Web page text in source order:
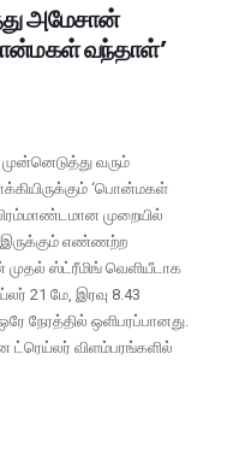
அமேசான்
வந்தாள்’
வரும்
‘பொன்மகள்
முறையில்
இருக்கும் எண்ணற்ற
முதல் ஸ்ட்ரீமிங் வெளியீடாக
21 மே, இரவு 8.43
நேரத்தில் ஒளிபரப்பானது.
ட்ரெய்லர் விளம்பரங்களில்